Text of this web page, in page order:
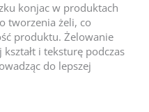
konjac w produktach
tworzenia żeli, co
produktu. Żelowanie
i teksturę podczas
do lepszej